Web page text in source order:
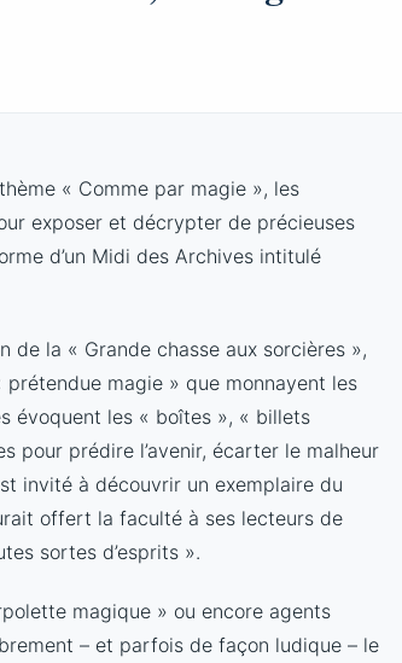
« Comme par magie », les
exposer et décrypter de précieuses
d’un Midi des Archives intitulé
de la « Grande chasse aux sorcières »,
magie » que monnayent les
évoquent les « boîtes », « billets
pour prédire l’avenir, écarter le malheur
invité à découvrir un exemplaire du
offert la faculté à ses lecteurs de
sortes d’esprits ».
magique » ou encore agents
– et parfois de façon ludique – le